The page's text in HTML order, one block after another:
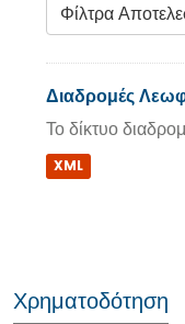
Φίλτρα
Διαδρομές
Το δίκτυο
XML
Χρηματοδότηση